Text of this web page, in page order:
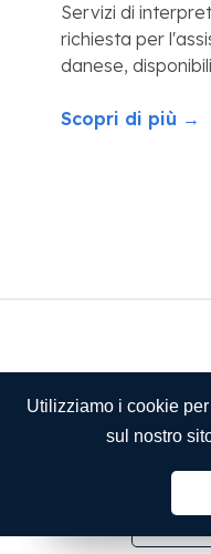
Utilizziamo i cookie
sul nostro
Servizi di
richiesta per
danese,
Scopri di più →
Italiano
Italiano
Italiano